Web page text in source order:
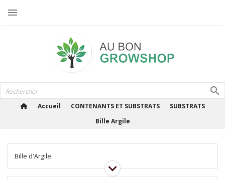

Accueil CONTENANTS ET SUBSTRATS
SUBSTRATS
Bille Argile
Bille d'Argile